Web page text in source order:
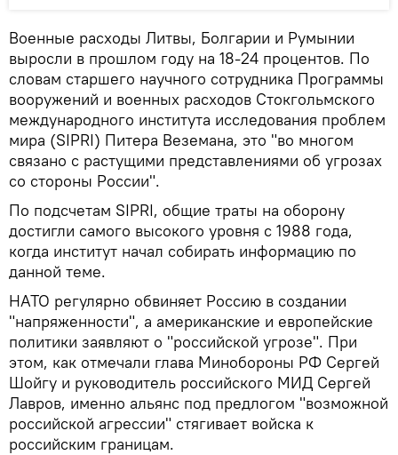
Военные расходы Литвы, Болгарии и Румынии
выросли в прошлом году на 18-24 процентов. По
словам старшего научного сотрудника Программы
вооружений и военных расходов Стокгольмского
международного института исследования проблем
мира (SIPRI) Питера Веземана, это "во многом
связано с растущими представлениями об угрозах
со стороны России".
По подсчетам SIPRI, общие траты на оборону
достигли самого высокого уровня с 1988 года,
когда институт начал собирать информацию по
данной теме.
НАТО регулярно обвиняет Россию в создании
"напряженности", а американские и европейские
политики заявляют о "российской угрозе". При
этом, как отмечали глава Минобороны РФ Сергей
Шойгу и руководитель российского МИД Сергей
Лавров, именно альянс под предлогом "возможной
российской агрессии" стягивает войска к
российским границам.